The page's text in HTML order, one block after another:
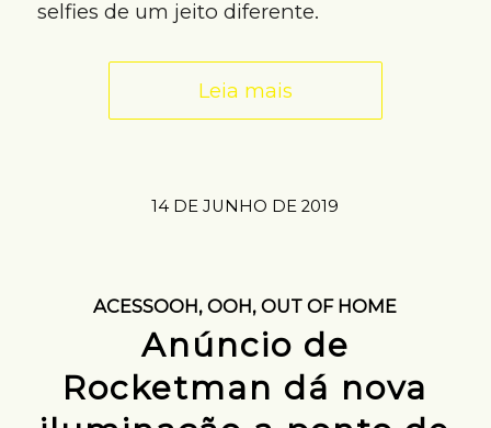
selfies de um jeito diferente.
Leia mais
14 DE JUNHO DE 2019
ACESSOOH,OOH,OUT OF HOME
Anúncio de
Rocketman dá nova